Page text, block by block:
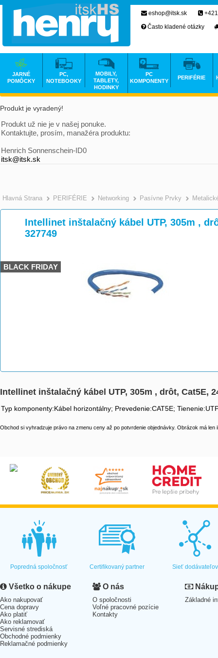
Produkt je vyradený!
Produkt už nie je v našej ponuke.
Kontaktujte, prosím, manažéra produktu:
Henrich Sonnenschein-ID0
itsk@itsk.sk
Hlavná Strana >
PERIFÉRIE >
Networking >
Pasívne Prvky
Intellinet inštalačný kábel UTP, 305m ,
327749
BLACK FRIDAY
Intellinet inštalačný kábel UTP, 305m , drôt, Cat5E,
Typ komponenty:Kábel horizontálny; Prevedenie:CAT5E;
Obchod si vyhradzuje právo na zmenu ceny až po potvrdenie objednávky. Obrázok má len
eshop@itsk.sk
Často kladené otázky
JARNÉ
POMÔCKY
PC,
NOTEBOOKY
MOBILY,
TABLETY,
HODINKY
PC
KOMPONENTY
PERIFÉRIE
Popredná spoločnosť Certifikovaný partner Sieť dodávateľov
Všetko o nákupe
Ako nakupovať
Cena dopravy
Ako platiť
Ako reklamovať
Servisné strediská
Obchodné podmienky
Reklamačné podmienky
O nás
O spoločnosti
Voľné pracovné pozície
Kontakty
Základné